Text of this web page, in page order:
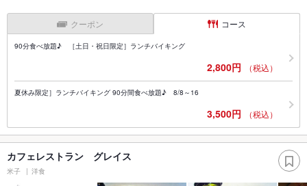
クーポン コース
90分食べ放題♪ ［土日・祝日限定］ランチバイキング
2,800円 （税込）
夏休み限定］ランチバイキング 90分間食べ放題♪ 8/8～16
3,500円 （税込）
カフェレストラン グレイス
米子 洋食